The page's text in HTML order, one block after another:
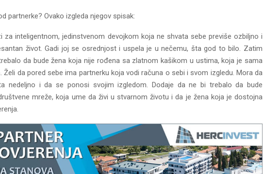
partnerke? Ovako izgleda njegov spisak:
za inteligentnom, jedinstvenom devojkom koja ne shvata sebe previše ozbiljno i
život. Gadi joj se osrednjost i uspela je u nečemu, šta god to bilo. Zatim
da bude žena koja nije rođena sa zlatnom kašikom u ustima, koja je sama
Želi da pored sebe ima partnerku koja vodi računa o sebi i svom izgledu. Mora da
nedeljno i da se ponosi svojim izgledom. Dodaje da ne bi trebalo da bude
mreže, koja ume da živi u stvarnom životu i da je žena koja je dostojna